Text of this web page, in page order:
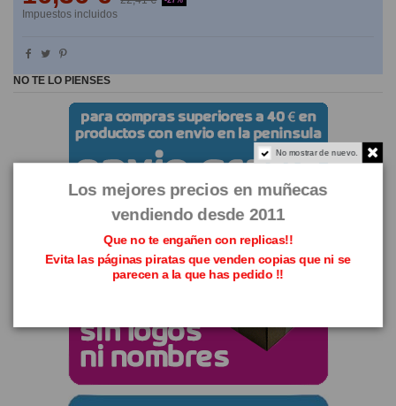
Impuestos incluidos
NO TE LO PIENSES
No mostrar de nuevo.
Los mejores precios en muñecas
vendiendo desde 2011
Que no te engañen con replicas!!
Evita las páginas piratas que venden copias que ni se
parecen a la que has pedido !!